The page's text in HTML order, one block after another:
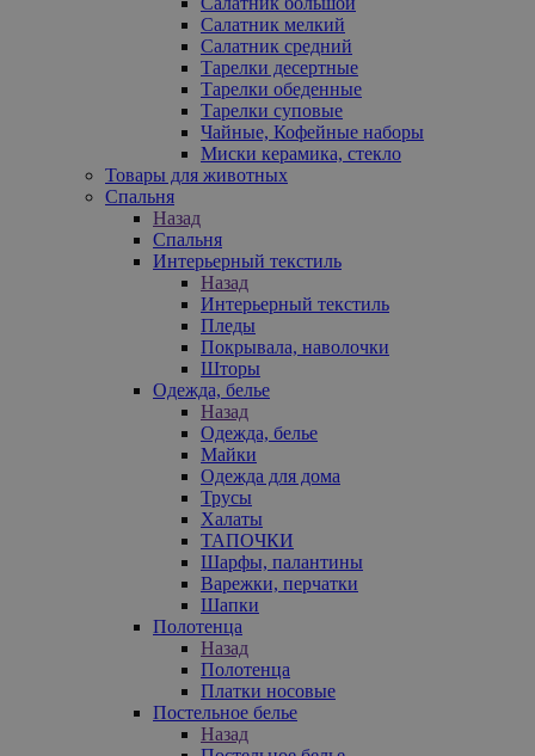
Салатник мелкий
Салатник средний
Тарелки десертные
Тарелки обеденные
Тарелки суповые
Чайные, Кофейные наборы
Миски керамика, стекло
Товары для животных
Спальня
Назад
Спальня
Интерьерный текстиль
Назад
Интерьерный текстиль
Пледы
Покрывала, наволочки
Шторы
Одежда, белье
Назад
Одежда, белье
Майки
Одежда для дома
Трусы
Халаты
ТАПОЧКИ
Шарфы, палантины
Варежки, перчатки
Шапки
Полотенца
Назад
Полотенца
Платки носовые
Постельное белье
Назад